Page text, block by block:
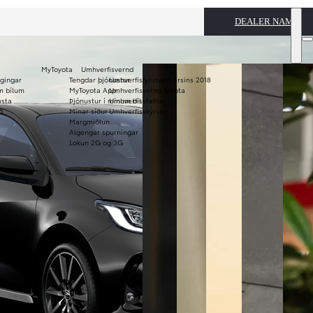
DEALER NAME
Verð og
bæklingar
bílum
MyToyota
Tengdar þjónustur
MyToyota App
Þjónustur í mínum bíl
Mínar síður
Margmiðlun
Algengar spurningar
Lokun 2G og 3G
Umhverfisvernd
Umhverfisfyrirtæki ársins 2018
Umhverfisvernd Toyota
Umhverfisstefna
Umhverfisskýrslur